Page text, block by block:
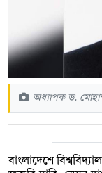
অধ্যাপক ড.
বাংলাদেশে